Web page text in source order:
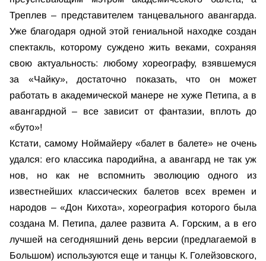
Треплев – представителем танцевального авангарда.
Уже благодаря одной этой гениальной находке создан
спектакль, которому суждено жить веками, сохраняя
свою актуальность: любому хореографу, взявшемуся
за «Чайку», достаточно показать, что он может
работать в академической манере не хуже Петипа, а в
авангардной – все зависит от фантазии, вплоть до
«буто»!
Кстати, самому Ноймайеру «балет в балете» не очень
удался: его классика пародийна, а авангард не так уж
нов, но как не вспомнить эволюцию одного из
известнейших классических балетов всех времен и
народов – «Дон Кихота», хореография которого была
создана М. Петипа, далее развита А. Горским, а в его
лучшей на сегодняшний день версии (предлагаемой в
Большом) используются еще и танцы К. Голейзовского,